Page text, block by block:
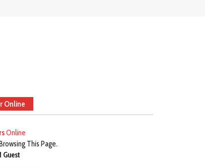
Online
Online
This Page.
Guest